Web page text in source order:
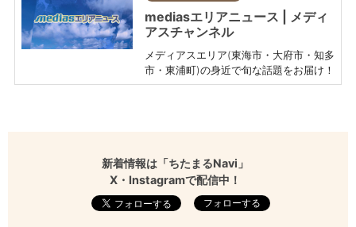
mediasエリアニュース | メディ
アスチャンネル
メディアスエリア(東海市・大府市・知多
市・東浦町)の身近で旬な話題をお届け！
新着情報は「ちたまるNavi」
X・Instagramで配信中！
フォローする